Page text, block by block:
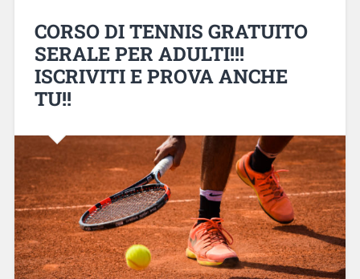
CORSO DI TENNIS GRATUITO
SERALE PER ADULTI!!!
ISCRIVITI E PROVA ANCHE
TU!!